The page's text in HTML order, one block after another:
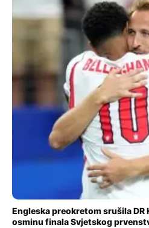
Engleska preokretom srušila DR
osminu finala Svjetskog